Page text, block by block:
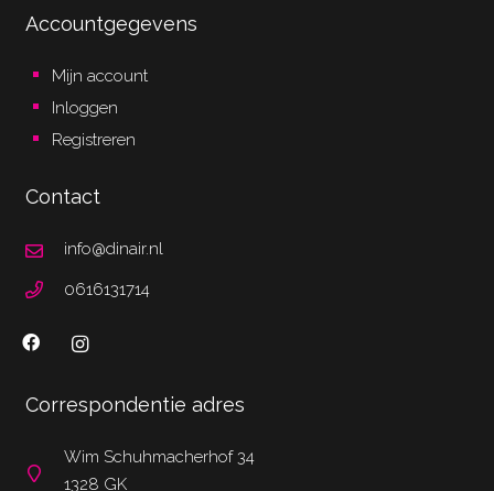
Accountgegevens
Mijn account
Inloggen
Registreren
Contact
info@dinair.nl
0616131714
Correspondentie adres
Wim Schuhmacherhof 34
1328 GK